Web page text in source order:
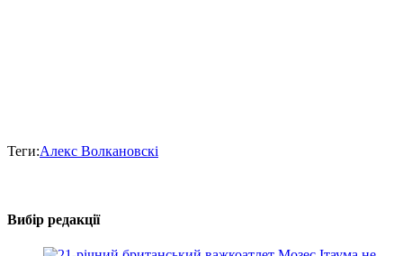
Теги:Алекс Волкановскі
Вибір редакції